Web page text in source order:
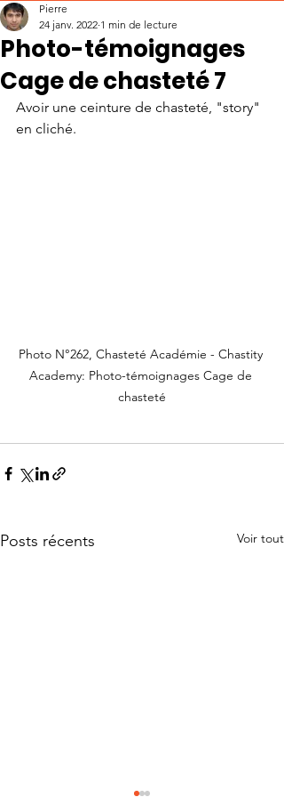
Photo-témoignages
Cage de chasteté 7
Pierre
24 janv. 2022 1 min de lecture
Avoir une ceinture de chasteté, "story"
en cliché.
Photo N°262, Chasteté Académie - Chastity
Academy: Photo-témoignages Cage de
chasteté
Posts récents Voir tout